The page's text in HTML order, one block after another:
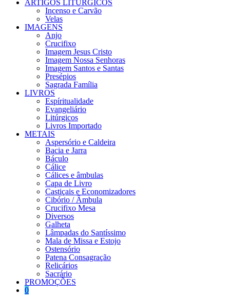
ARTIGOS LITÚRGICOS
Incenso e Carvão
Velas
IMAGENS
Anjo
Crucifixo
Imagem Jesus Cristo
Imagem Nossa Senhoras
Imagem Santos e Santas
Presépios
Sagrada Família
LIVROS
Espíritualidade
Evangeliário
Litúrgicos
Livros Importado
METAIS
Aspersório e Caldeira
Bacia e Jarra
Báculo
Cálice
Cálices e âmbulas
Capa de Livro
Castiçais e Economizadores
Cibório / Âmbula
Crucifixo Mesa
Diversos
Galheta
Lâmpadas do Santíssimo
Mala de Missa e Estojo
Ostensório
Patena Consagração
Relicários
Sacrário
PROMOÇÕES
0